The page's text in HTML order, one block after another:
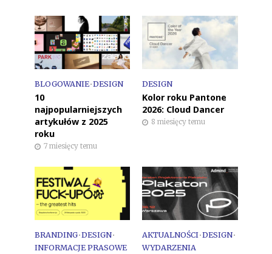
BLOGOWANIE•DESIGN
10
najpopularniejszych
artykułów z 2025
roku
7 miesięcy temu
DESIGN
Kolor roku Pantone
2026: Cloud Dancer
8 miesięcy temu
BRANDING•DESIGN•
INFORMACJE PRASOWE
AKTUALNOŚCI•DESIGN•
WYDARZENIA